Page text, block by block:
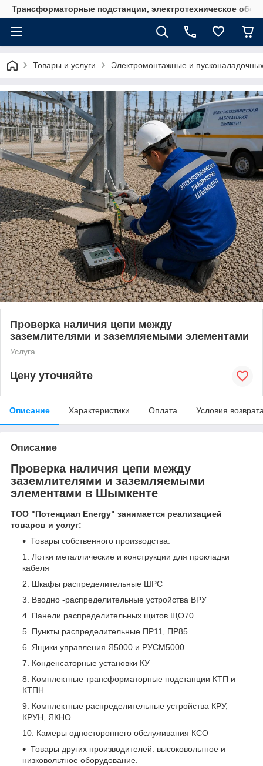
Трансформаторные подстанции, электротехническое
Товары и услуги Электромонтажные и
Проверка наличия цепи между
заземлителями и заземляемыми элементами
Услуга
Цену уточняйте
Описание Характеристики Оплата Условия
Описание
Проверка наличия цепи между
заземлителями и заземляемыми
элементами в Шымкенте
ТОО "Потенциал Energy" занимается реализацией
товаров и услуг:
Товары собственного производства:
Лотки металлические и конструкции для прокладки
кабеля
Шкафы распределительные ШРС
Вводно -распределительные устройства ВРУ
Панели распределительных щитов ЩО70
Пункты распределительные ПР11, ПР85
Ящики управления Я5000 и РУСМ5000
Конденсаторные установки КУ
Комплектные трансформаторные подстанции КТП и
КТПН
Комплектные распределительные устройства КРУ,
КРУН, ЯКНО
Камеры одностороннего обслуживания КСО
Товары других производителей: высоковольтное и
низковольтное оборудование.